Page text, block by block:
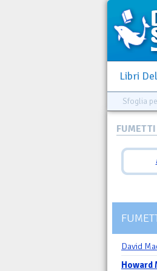
Libri
Sfoglia
FUMETTI
David
Howard